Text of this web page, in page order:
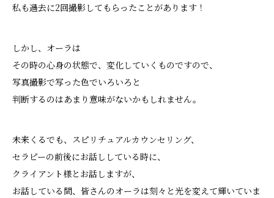
私も過去に2回撮影してもらったことがあります！
しかし、オーラは
その時の心身の状態で、変化していくものですので、
写真撮影で写った色でいろいろと
判断するのはあまり意味がないかもしれません。
未来くるでも、スピリチュアルカウンセリング、
セラピーの前後にお話ししている時に、
クライアント様とお話しますが、
お話している間、皆さんのオーラは刻々と光を変えて輝いていま